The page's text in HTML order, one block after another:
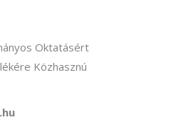
Oktatásért
Közhasznú